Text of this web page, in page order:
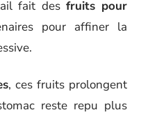
fait des fruits pour
pour affiner la
, ces fruits prolongent
reste repu plus